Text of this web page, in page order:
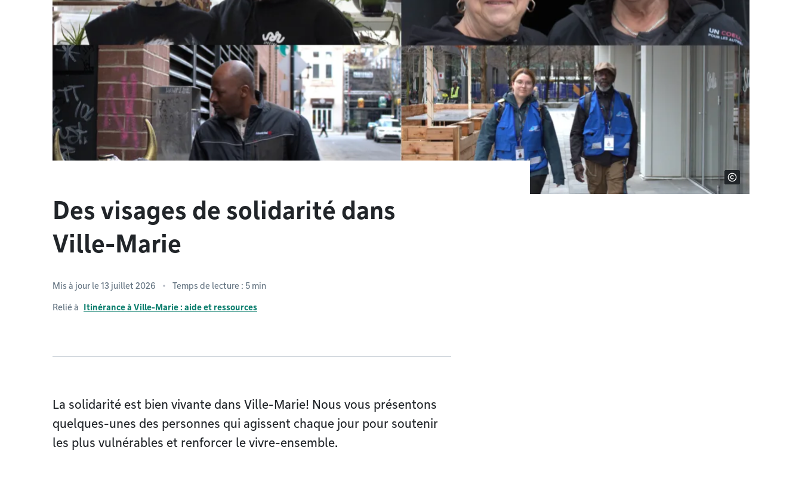
Des visages de solidarité dans
Ville-Marie
Mis à jour le 13 juillet 2026 Temps de lecture : 5 min
Relié à Itinérance à Ville-Marie : aide et ressources
La solidarité est bien vivante dans Ville-Marie! Nous vous présentons
quelques-unes des personnes qui agissent chaque jour pour soutenir
les plus vulnérables et renforcer le vivre-ensemble.